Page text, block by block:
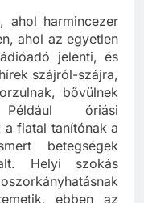
ahol harmincezer
ahol az egyetlen
jelenti, és
szájról-szájra,
bővülnek
óriási
fiatal tanítónak a
betegségek
Helyi szokás